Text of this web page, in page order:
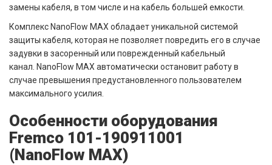
замены кабеля, в том числе и на кабель большей емкости.
Комплекс NanoFlow MAX обладает уникальной системой
защиты кабеля, которая не позволяет повредить его в случае
задувки в засоренный или поврежденный кабельный
канал. NanoFlow MAX автоматически остановит работу в
случае превышения предустановленного пользователем
максимального усилия.
Особенности оборудования
Fremco 101-190911001
(NanoFlow MAX)